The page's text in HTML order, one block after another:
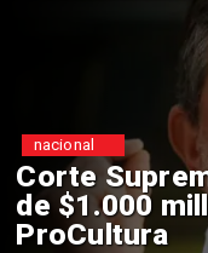
Corte
de $1.000
ProCultura
nacional